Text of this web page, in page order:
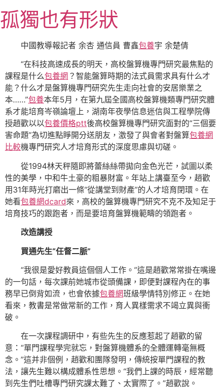
至
主
孤獨也有形狀
中國教導報記者 余杏 通信員 曹鑫包養宇 余楚倩
“在科技高速成長的明天，高校盤算機專門研究最焦點的
課程是什么包養網 ？智能盤算時期的法式員需求具有什么才
能？什么才是盤算機專門研究先生走向社會的安居樂業之
本……”包養本年5月，在第九屆全國高校盤算機類專門研究體
系才能培育岑嶺論壇上，湖南年夜學信息迷信與工程學院傳
授趙歡以以包養價格ptt後高校盤算機專門研究面對的“三個要
害命題”為切進點睜開分送朋友，激發了與會者對盤算包養網
比較機專門研究人才培育形式的深度思慮與切磋。
從1994林天秤隨即將蕾絲絲帶拋向金色光芒，試圖以柔
性的美學，中和牛土豪的粗暴財富。年站上講臺至今，趙歡
用31年時光打磨出一條“從講堂到財產”的人才培育閉環。在
她看包養網dcard來，高校的盤算機專門研究不克不及知足于
培育技巧的跟跑者，而是要培育盤算機範疇的領跑者。
改造講授
買通先生“任督二脈”
“我很是愛好教員這個個人工作。”這是趙歡常常掛在嘴邊
的一句話，每次課前她城市從頭備課，即便對課程內在的事
務早已倒背如流，也會依據包養網班級學情特別修正。在她
看來，教書是常做常新的工作，育人異樣需求不竭立異與衝
破。
在一次課程調研中，有些先生的反應惹起了趙歡的留
意：“單門課程學完就忘，對盤算機體系的全體運轉毫無概
念。”這并非個例，趙歡和團隊發明，傳統按單門課程的教
法，讓先生難以構成體系性思想。“我們上課的時辰，經常聽
到先生們吐槽專門研究課太難了、太實際了。”趙歡說。